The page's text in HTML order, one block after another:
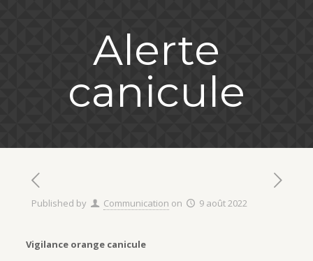
Alerte
canicule
Published by Communication on 9 août 2022
Vigilance orange canicule